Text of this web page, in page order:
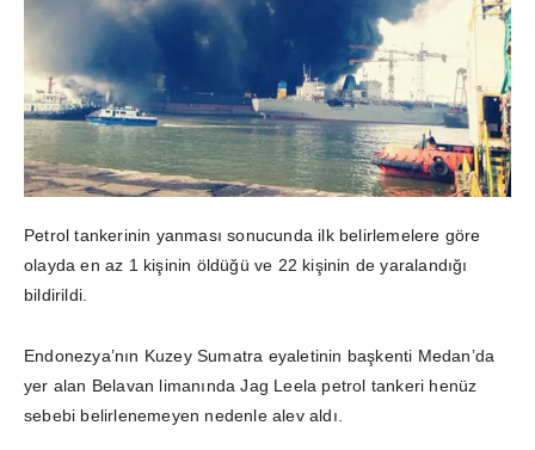
Petrol tankerinin yanması sonucunda ilk belirlemelere göre
olayda en az 1 kişinin öldüğü ve 22 kişinin de yaralandığı
bildirildi.
Endonezya’nın Kuzey Sumatra eyaletinin başkenti Medan’da
yer alan Belavan limanında Jag Leela petrol tankeri henüz
sebebi belirlenemeyen nedenle alev aldı.